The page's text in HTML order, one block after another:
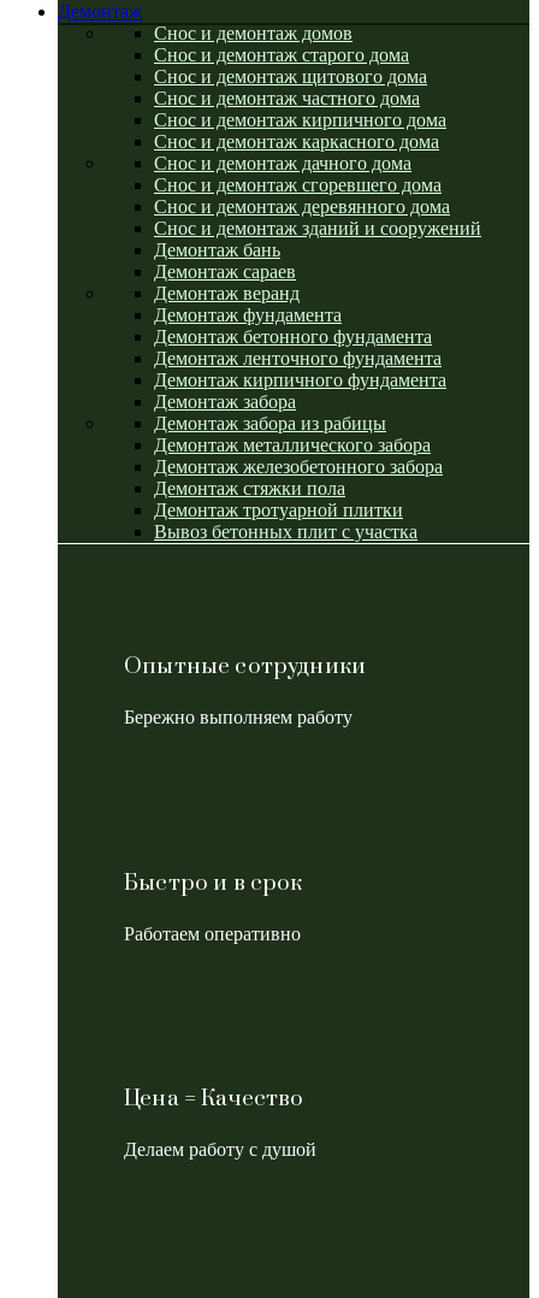
Демонтаж
Снос и демонтаж домов
Снос и демонтаж старого дома
Снос и демонтаж щитового дома
Снос и демонтаж частного дома
Снос и демонтаж кирпичного дома
Снос и демонтаж каркасного дома
Снос и демонтаж дачного дома
Снос и демонтаж сгоревшего дома
Снос и демонтаж деревянного дома
Снос и демонтаж зданий и сооружений
Демонтаж бань
Демонтаж сараев
Демонтаж веранд
Демонтаж фундамента
Демонтаж бетонного фундамента
Демонтаж ленточного фундамента
Демонтаж кирпичного фундамента
Демонтаж забора
Демонтаж забора из рабицы
Демонтаж металлического забора
Демонтаж железобетонного забора
Демонтаж стяжки пола
Демонтаж тротуарной плитки
Вывоз бетонных плит с участка
Опытные сотрудники
Бережно выполняем работу
Быстро и в срок
Работаем оперативно
Цена = Качество
Делаем работу с душой